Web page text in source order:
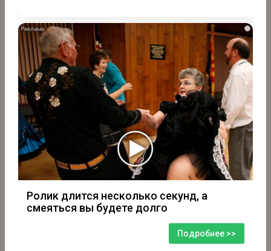
i
Ролик длится несколько секунд, а
смеяться вы будете долго
Подробнее >>